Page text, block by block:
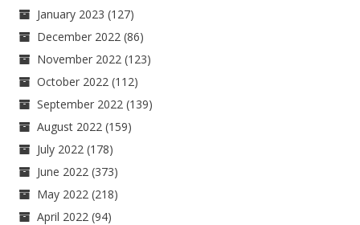
January 2023 (127)
December 2022 (86)
November 2022 (123)
October 2022 (112)
September 2022 (139)
August 2022 (159)
July 2022 (178)
June 2022 (373)
May 2022 (218)
April 2022 (94)